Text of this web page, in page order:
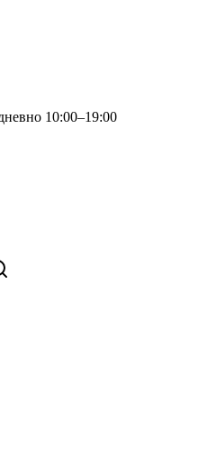
10:00–19:00